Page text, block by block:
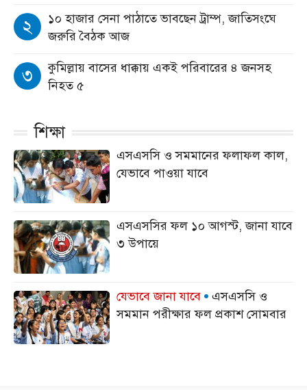
২
১০ হাজার সেনা পাঠাতে ভাবছেন ট্রাম্প, জাতিসংঘে
জরুরি বৈঠক আজ
৩
কুমিল্লায় বাসের ধাক্কায় একই পরিবারের ৪ জনসহ
নিহত ৫
শিক্ষা
এসএসসি ও সমমানের ফলাফল কাল,
যেভাবে পাওয়া যাবে
এসএসসির ফল ১০ আগস্ট, জানা যাবে
৩ উপায়ে
যেভাবে জানা যাবে
এসএসসি ও
সমমান পরীক্ষার ফল প্রকাশ সোমবার